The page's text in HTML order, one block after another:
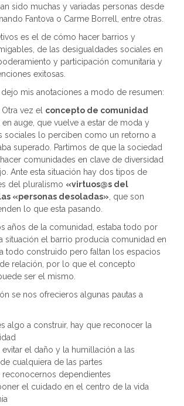
sido muchas y variadas personas desde
Fantova o Carme Borrell, entre otras.
es el de cómo hacer barrios y
de las desigualdades sociales en
y participación comunitaria y
exitosas.
dejo mis anotaciones a modo de resumen:
vez el concepto de comunidad
auge, que vuelve a estar de moda y
sociales lo perciben como un retorno a
superado. Partimos de que la sociedad
comunidades en clave de diversidad
Ante esta situación hay dos tipos de
del pluralismo «virtuos@s del
«personas desoladas» , que son
lo que esta pasando.
años de la comunidad, estaba todo por
situación el barrio producía comunidad en
todo construido pero faltan los espacios
relación, por lo que el concepto
ser el mismo.
se nos ofrecieros algunas pautas a
algo a construir, hay que reconocer la
evitar el daño y la humillación a las
cualquiera de las partes
reconocernos dependientes
el cuidado en el centro de la vida